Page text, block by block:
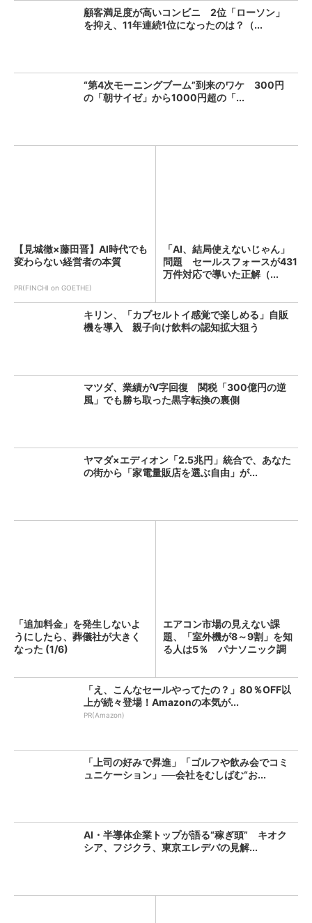
顧客満足度が高いコンビニ 2位「ローソン」
を抑え、11年連続1位になったのは？（...
“第4次モーニングブーム”到来のワケ 300円
の「朝サイゼ」から1000円超の「...
【見城徹×藤田晋】AI時代でも
変わらない経営者の本質
PR(FINCHI on GOETHE)
「AI、結局使えないじゃん」
問題 セールスフォースが431
万件対応で導いた正解（...
キリン、「カプセルトイ感覚で楽しめる」自販
機を導入 親子向け飲料の認知拡大狙う
マツダ、業績がV字回復 関税「300億円の逆
風」でも勝ち取った黒字転換の裏側
ヤマダ×エディオン「2.5兆円」統合で、あなた
の街から「家電量販店を選ぶ自由」が...
「追加料金」を発生しないよ
うにしたら、葬儀社が大きく
なった (1/6)
エアコン市場の見えない課
題、「室外機が8～9割」を知
る人は5％ パナソニック調
「え、こんなセールやってたの？」80％OFF以
上が続々登場！Amazonの本気が...
PR(Amazon)
「上司の好みで昇進」「ゴルフや飲み会でコミ
ュニケーション」──会社をむしばむ“お...
AI・半導体企業トップが語る“稼ぎ頭” キオク
シア、フジクラ、東京エレデバの見解...